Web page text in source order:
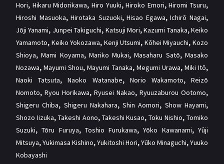
Hori, Hikaru Midorikawa, Hiro Yuuki,Hiroko Emori,Hiromi Tsuru,
Hiroshi Masuoka,Hirotaka Suzuoki,Hisao Egawa,Ichirō Nagai,
Jōji Yanami, Junpei Takiguchi, Katsuji Mori,Kazumi Tanaka,Keiko
Yamamoto, Keiko Yokozawa, Kenji Utsumi, Kōhei Miyauchi,Kozo
Shioya,Mami Koyama, Mariko Mukai,Masaharu Satō,Masako
Nozawa,Mayumi Shou,Mayumi Tanaka, Megumi Urawa, Miki Itō,
Naoki Tatsuta,Naoko Watanabe, Norio Wakamoto,Reizō
Nomoto, Ryou Horikawa, Ryusei Nakao, Ryuuzaburou Ootomo,
Shigeru Chiba, Shigeru Nakahara,Shin Aomori, Show Hayami,
Shozo Iizuka, Takeshi Aono, Takeshi Kusao,Toku Nishio, Tomiko
Suzuki,Tōru Furuya, Toshio Furukawa,Yōko Kawanami,Yûji
Mitsuya,Yukimasa Kishino,Yukitoshi Hori,Yūko Minaguchi,Yuuko
Kobayashi